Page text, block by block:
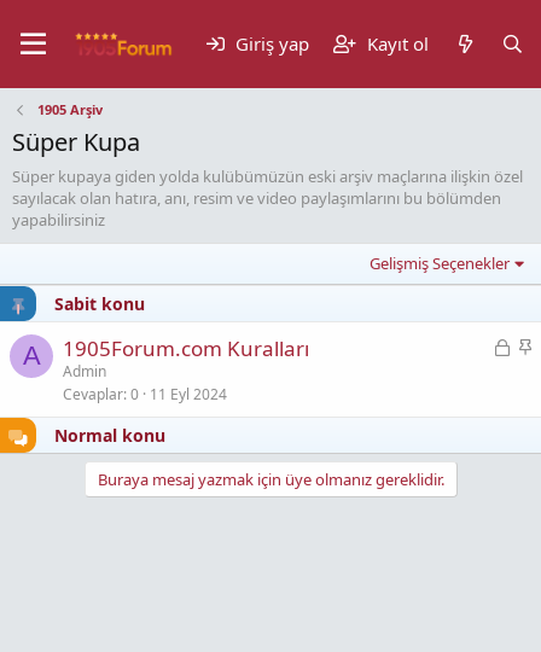
Giriş yap Kayıt ol
1905 Arşiv
Süper Kupa
Süper kupaya giden yolda kulübümüzün eski arşiv maçlarına ilişkin özel
sayılacak olan hatıra, anı, resim ve video paylaşımlarını bu bölümden
yapabilirsiniz
Gelişmiş Seçenekler
Sabit konu
A
K
t
S
t
1905Forum.com Kuralları
Admin
Cevaplar 0 11 Eyl 2024
Normal konu
Buraya mesaj yazmak için üye olmanız gereklidir.